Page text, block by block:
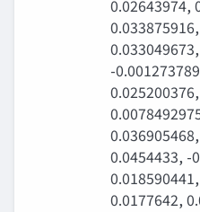
0.02643974,
-
0.0454433, -
0.0177642,